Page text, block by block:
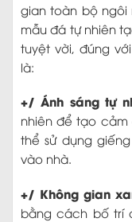
gian toàn bộ
mẫu đá tự nhiên
tuyệt vời, đúng
là:
+/ Ánh sáng tự
nhiên để tạo
thể sử dụng
vào nhà.
+/ Không gian
bằng cách bố trí